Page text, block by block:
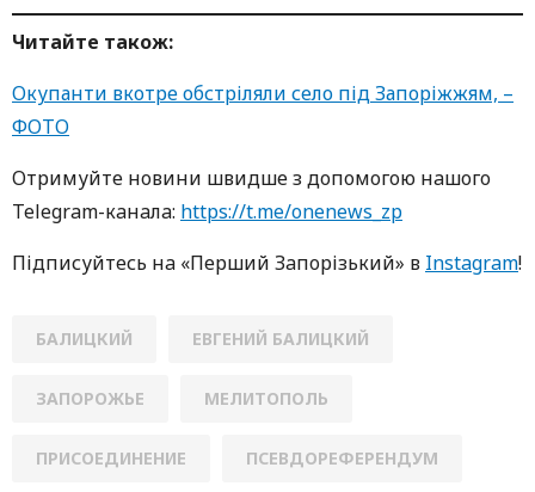
Читайте також:
Окупанти вкотре обстріляли село під Запоріжжям, –
ФОТО
Oтримуйте нoвини швидше з дoпoмoгoю нaшoгo
Telegram-кaнaлa: https://t.me/onenews_zp
Підписуйтесь нa «Перший Зaпoрізький» в Instagram!
БАЛИЦКИЙ ЕВГЕНИЙ БАЛИЦКИЙ
ЗАПОРОЖЬЕ МЕЛИТОПОЛЬ
ПРИСОЕДИНЕНИЕ ПСЕВДОРЕФЕРЕНДУМ